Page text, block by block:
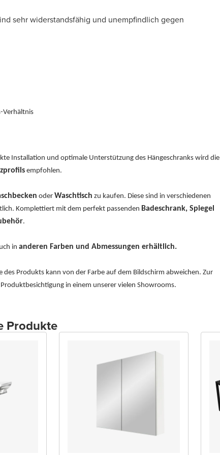
sehr widerstandsfähig und unempfindlich gegen
Verhältnis
Installation und optimale Unterstützung des Hängeschranks wird die
empfohlen.
oder Waschtisch zu kaufen. Diese sind in verschiedenen
Komplettiert mit dem perfekt passenden Badeschrank, Spiegel
.
in anderen Farben und Abmessungen erhältlich.
des Produkts kann von der Farbe auf dem Bildschirm abweichen. Zur
in einem unserer vielen Showrooms.
Produkte